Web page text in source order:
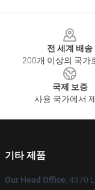
전 세계 배송
200개 이상의 국가
국제 보증
사용 국가에서
기타 제품
Our Head Office: 4370